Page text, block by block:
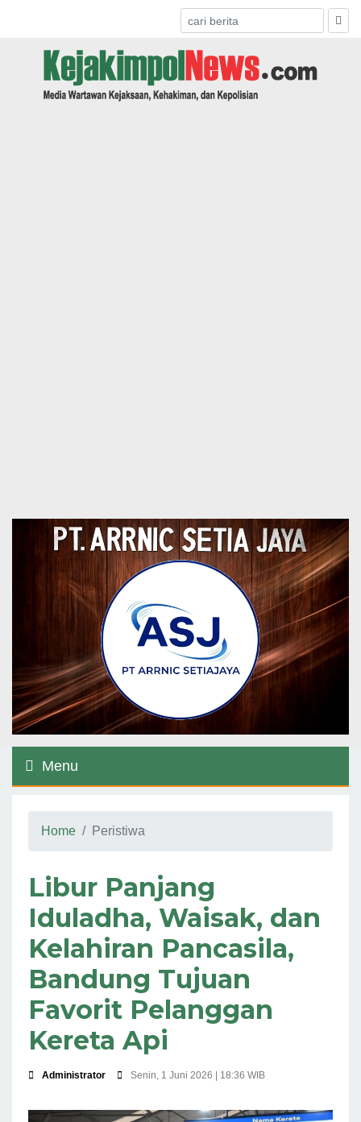
Menu
Home Peristiwa
Libur Panjang
Iduladha, Waisak, dan
Kelahiran Pancasila,
Bandung Tujuan
Favorit Pelanggan
Kereta Api
Administrator Senin, 1 Juni 2026 | 18:36 WIB